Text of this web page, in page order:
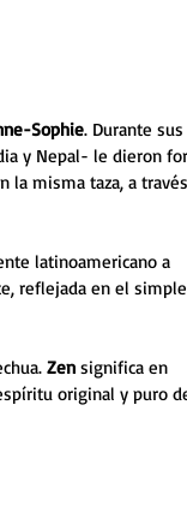
Sophie. Durante sus
y Nepal- le dieron
la misma taza, a
latinoamericano a
reflejada en el simple
Zen significa en
original y puro